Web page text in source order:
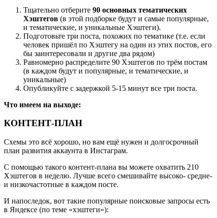
Тщательно отберите 90 основных тематических
Хэштегов (в этой подборке будут и самые популярные,
и тематические, и уникальные Хэштеги).
Подготовьте три поста, похожих по тематике (т.е. если
человек пришёл по Хэштегу на один из этих постов, его
бы заинтересовали и другие два рядом)
Равномерно распределите 90 Хэштегов по трём постам
(в каждом будут и популярные, и тематические, и
уникальные)
Опубликуйте с задержкой 5-15 минут все три поста.
Что имеем на выходе:
КОНТЕНТ-ПЛАН
Схемы это всё хорошо, но вам ещё нужен и долгосрочный
план развития аккаунта в Инстаграм.
С помощью такого контент-плана вы можете охватить 210
Хэштегов в неделю. Лучше всего смешивайте высоко- средне-
и низкочастотные в каждом посте.
И напоследок, вот такие популярные поисковые запросы есть
в Яндексе (по теме «хэштеги»):